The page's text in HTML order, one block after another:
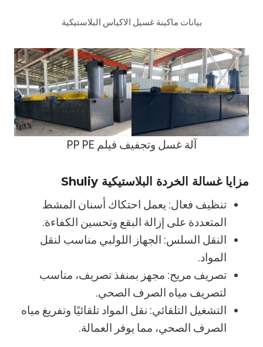
بيانات ماكينة غسيل الاكياس البلاستيكية
آلة غسل وتجفيف فيلم PP PE
مزايا غسالة الخردة البلاستيكية Shuliy
تنظيف فعال: يعمل احتكاك أسنان المشط
المتعددة على إزالة البقع وتحسين الكفاءة.
النقل السلس: الجهاز اللولبي مناسب لنقل
المواد.
تصريف مريح: مجهز بمنفذ تصريف، مناسب
لتصريف مياه الصرف الصحي.
التشغيل التلقائي: نقل المواد تلقائيًا وتفريغ مياه
الصرف الصحي، مما يوفر العمالة.